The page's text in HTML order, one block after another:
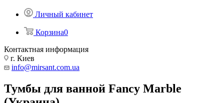
Личный кабинет
Корзина0
Контактная информация
г. Киев
info@mirsant.com.ua
Тумбы для ванной Fancy Marble